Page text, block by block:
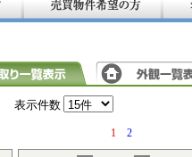
表示件数
1 2